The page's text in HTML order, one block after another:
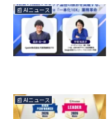
📰 AIニュース
📰 AIニュース